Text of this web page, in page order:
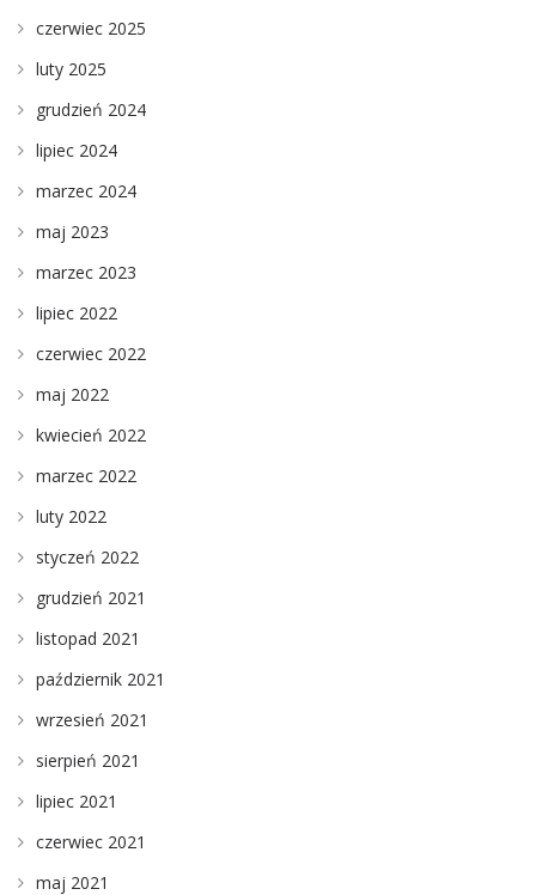
czerwiec 2025
luty 2025
grudzień 2024
lipiec 2024
marzec 2024
maj 2023
marzec 2023
lipiec 2022
czerwiec 2022
maj 2022
kwiecień 2022
marzec 2022
luty 2022
styczeń 2022
grudzień 2021
listopad 2021
październik 2021
wrzesień 2021
sierpień 2021
lipiec 2021
czerwiec 2021
maj 2021